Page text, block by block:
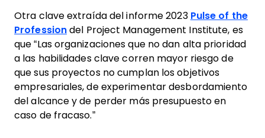
Otra clave extraída del informe 2023 Pulse of the
Profession del Project Management Institute, es
que “Las organizaciones que no dan alta prioridad
a las habilidades clave corren mayor riesgo de
que sus proyectos no cumplan los objetivos
empresariales, de experimentar desbordamiento
del alcance y de perder más presupuesto en
caso de fracaso.”